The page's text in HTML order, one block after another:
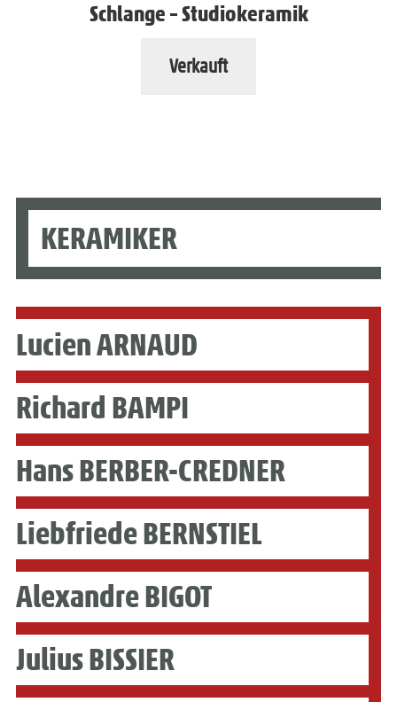
Schlange – Studiokeramik
Verkauft
KERAMIKER
Lucien ARNAUD
Richard BAMPI
Hans BERBER-CREDNER
Liebfriede BERNSTIEL
Alexandre BIGOT
Julius BISSIER